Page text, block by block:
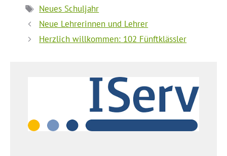
Schlagwörter
Neues Schuljahr
Neue Lehrerinnen und Lehrer
Herzlich willkommen: 102 Fünftklässler